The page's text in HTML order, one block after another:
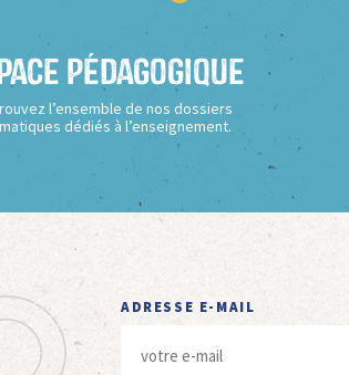
Pédagogique
l’ensemble de nos dossiers
dédiés à l’enseignement.
ADRESSE E-MAIL